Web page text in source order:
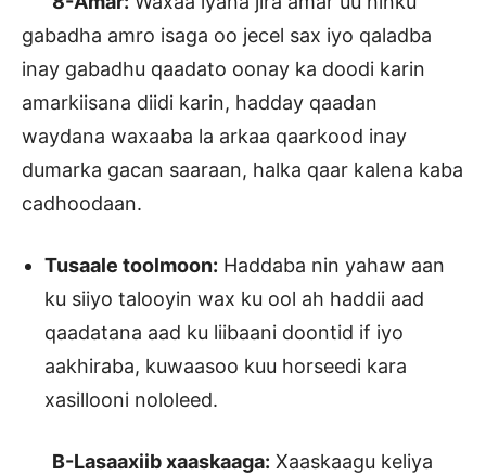
gabadha amro isaga oo jecel sax iyo qaladba
inay gabadhu qaadato oonay ka doodi karin
amarkiisana diidi karin, hadday qaadan
waydana waxaaba la arkaa qaarkood inay
dumarka gacan saaraan, halka qaar kalena kaba
cadhoodaan.
Tusaale toolmoon: Haddaba nin yahaw aan
ku siiyo talooyin wax ku ool ah haddii aad
qaadatana aad ku liibaani doontid if iyo
aakhiraba, kuwaasoo kuu horseedi kara
xasillooni nololeed.
B-Lasaaxiib xaaskaaga: Xaaskaagu keliya